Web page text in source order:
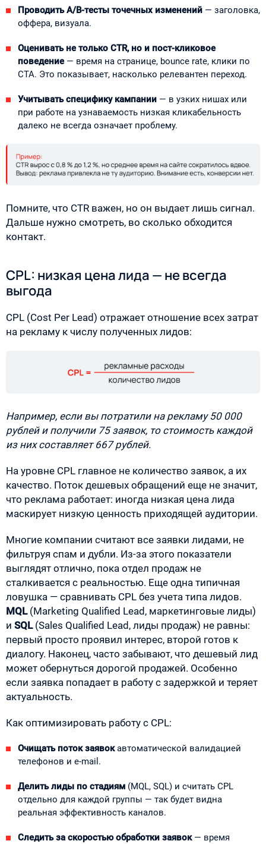
Проводить A/B-тесты точечных изменений — заголовка,
оффера, визуала.
Оценивать не только CTR, но и пост-кликовое
поведение— время на странице, bounce rate, клики по
CTA. Это показывает, насколько релевантен переход.
Учитывать специфику кампании — в узких нишах или
при работе на узнаваемость низкая кликабельность
далеко не всегда означает проблему.
Помните, что CTR важен, но он выдает лишь сигнал.
Дальше нужно смотреть, во сколько обходится
контакт.
CPL: низкая цена лида — не всегда
выгода
CPL (Cost Per Lead) отражает отношение всех затрат
на рекламу к числу полученных лидов:
Например, если вы потратили на рекламу 50 000
рублей и получили 75 заявок, то стоимость каждой
из них составляет 667 рублей.
На уровне CPL главное не количество заявок, а их
качество. Поток дешевых обращений еще не значит,
что реклама работает: иногда низкая цена лида
маскирует низкую ценность приходящей аудитории.
Многие компании считают все заявки лидами, не
фильтруя спам и дубли. Из-за этого показатели
выглядят отлично, пока отдел продаж не
сталкивается с реальностью. Еще одна типичная
ловушка — сравнивать CPL без учета типа лидов.
MQL(Marketing Qualified Lead, маркетинговые лиды)
и SQL (Sales Qualified Lead, лиды продаж) не равны:
первый просто проявил интерес, второй готов к
диалогу. Наконец, часто забывают, что дешевый лид
может обернуться дорогой продажей. Особенно
если заявка попадает в работу с задержкой и теряет
актуальность.
Как оптимизировать работу с CPL:
Очищать поток заявокавтоматической валидацией
телефонов и e-mail.
Делить лиды по стадиям (MQL, SQL) и считать CPL
отдельно для каждой группы — так будет видна
реальная эффективность каналов.
Следить за скоростью обработки заявок— время